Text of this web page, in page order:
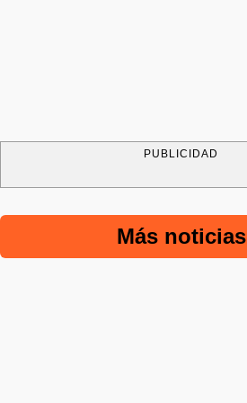
PUBLICIDAD
Más noticias